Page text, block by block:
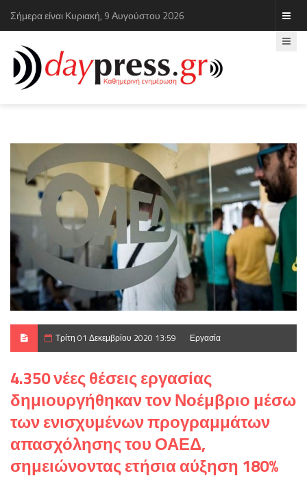
Σήμερα είναι Κυριακή, 9 Αυγούστου 2026
Τρίτη 01 Δεκεμβρίου 2020 13:59 Εργασία
4.350 νέες θέσεις εργασίας
δημιουργήθηκαν τον Νοέμβριο μέσω
των ενισχυμένων προγραμμάτων
απασχόλησης του ΟΑΕΔ,
σημειώνοντας ετήσια αύξηση 180%